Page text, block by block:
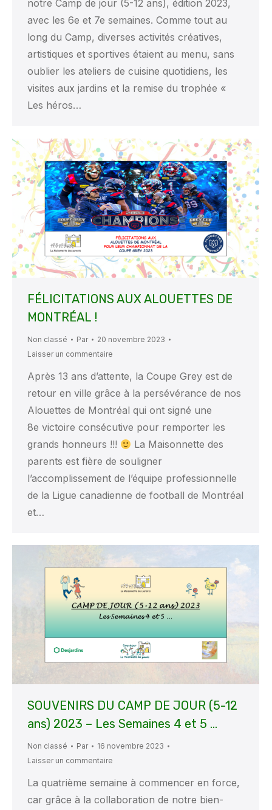
notre Camp de jour (5-12 ans), édition 2023,
avec les 6e et 7e semaines. Comme tout au
long du Camp, diverses activités créatives,
artistiques et sportives étaient au menu, sans
oublier les ateliers de cuisine quotidiens, les
visites aux jardins et la remise du trophée «
Les héros…
FÉLICITATIONS AUX ALOUETTES DE
MONTRÉAL !
Non classé Par
20 novembre 2023
Laisser un commentaire
Après 13 ans d’attente, la Coupe Grey est de
retour en ville grâce à la persévérance de nos
Alouettes de Montréal qui ont signé une
8e victoire consécutive pour remporter les
grands honneurs !!!
La Maisonnette des
parents est fière de souligner
l’accomplissement de l’équipe professionnelle
de la Ligue canadienne de football de Montréal
et…
SOUVENIRS DU CAMP DE JOUR (5-12
ans) 2023 – Les Semaines 4 et 5 …
Non classé Par
16 novembre 2023
Laisser un commentaire
La quatrième semaine à commencer en force,
car grâce à la collaboration de notre bien-